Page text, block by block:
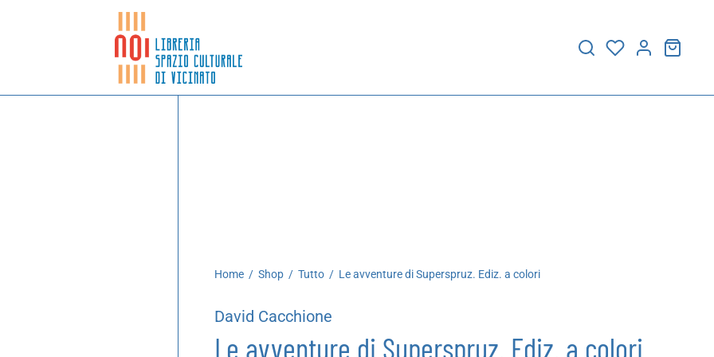
Home / Shop / Tutto / Le avventure di Superspruz. Ediz. a colori
David Cacchione
Le avventure di Superspruz. Ediz. a colori